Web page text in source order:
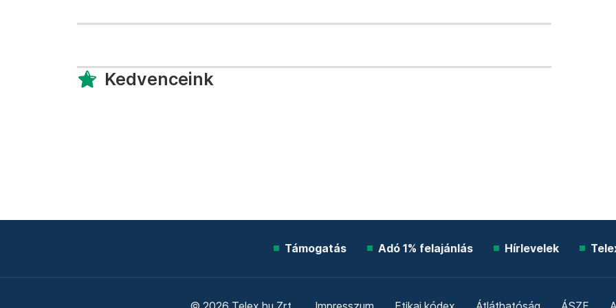
Kedvenceink
Támogatás Adó 1% felajánlás Hírlevelek